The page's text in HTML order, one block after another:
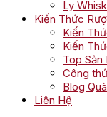
Ly
Kiến Thức
Kiến
Kiến
Top Sản
Công
Blog
Liên Hệ